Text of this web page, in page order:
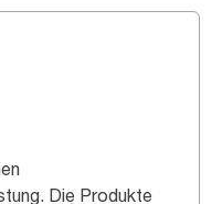
Die Produkte